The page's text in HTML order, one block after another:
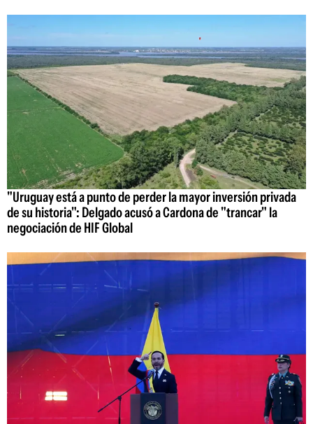
"Uruguay está a punto de perder la mayor inversión privada
de su historia": Delgado acusó a Cardona de "trancar" la
negociación de HIF Global